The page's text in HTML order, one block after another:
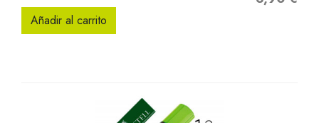
Añadir al carrito